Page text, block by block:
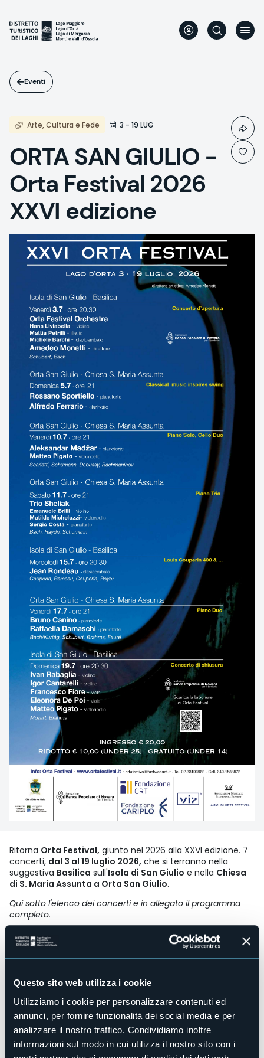
Questo sito web utilizza i cookie
Utilizziamo i cookie per personalizzare contenuti ed
annunci, per fornire funzionalità dei social media e per
analizzare il nostro traffico. Condividiamo inoltre
informazioni sul modo in cui utilizza il nostro sito con i
contenuto
principale
Eventi
Arte, Cultura e Fede 3 - 19 LUG
ORTA SAN GIULIO -
Orta Festival 2026
XXVI edizione
Ritorna Orta Festival, giunto nel 2026 alla XXVI edizione. 7
concerti, dal 3 al 19 luglio 2026, che si terranno nella
suggestiva Basilica sull'Isola di San Giulio e nella Chiesa
di S. Maria Assunta a Orta San Giulio.
Qui sotto l'elenco dei concerti e in allegato il programma
completo.
Venerdì 3 luglio - ore 20.30
presso la Basilica sull'Isola di
San Giulio si terrà
il concerto di apertura
Orta Festival Orchestra
Mattia Petrilli - flauto
Michele Barchi - clavicembalo
Amedeo Monetti - direttore
Domenica 5 luglio - ore 21.00presso la Chiesa di S. Maria
Assunta si terrà il concerto:Classical Music Inspires Swing
Rossano Sportiello - pianoforte
Alfredo Ferrario - clarinetto